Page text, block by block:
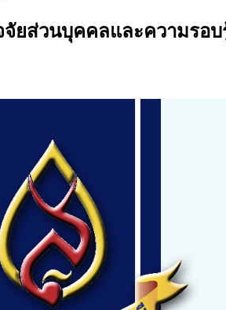
ยส่วนบุคคลและความรอ